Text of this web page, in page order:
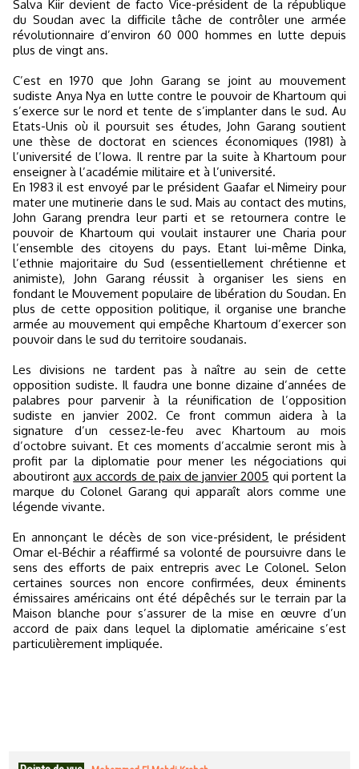
Salva Kiir devient de facto Vice-président de la république
du Soudan avec la difficile tâche de contrôler une armée
révolutionnaire d’environ 60 000 hommes en lutte depuis
plus de vingt ans.
C’est en 1970 que John Garang se joint au mouvement
sudiste Anya Nya en lutte contre le pouvoir de Khartoum qui
s’exerce sur le nord et tente de s’implanter dans le sud. Au
Etats-Unis où il poursuit ses études, John Garang soutient
une thèse de doctorat en sciences économiques (1981) à
l’université de l’Iowa. Il rentre par la suite à Khartoum pour
enseigner à l’académie militaire et à l’université.
En 1983 il est envoyé par le président Gaafar el Nimeiry pour
mater une mutinerie dans le sud. Mais au contact des mutins,
John Garang prendra leur parti et se retournera contre le
pouvoir de Khartoum qui voulait instaurer une Charia pour
l’ensemble des citoyens du pays. Etant lui-même Dinka,
l’ethnie majoritaire du Sud (essentiellement chrétienne et
animiste), John Garang réussit à organiser les siens en
fondant le Mouvement populaire de libération du Soudan. En
plus de cette opposition politique, il organise une branche
armée au mouvement qui empêche Khartoum d’exercer son
pouvoir dans le sud du territoire soudanais.
Les divisions ne tardent pas à naître au sein de cette
opposition sudiste. Il faudra une bonne dizaine d’années de
palabres pour parvenir à la réunification de l’opposition
sudiste en janvier 2002. Ce front commun aidera à la
signature d’un cessez-le-feu avec Khartoum au mois
d’octobre suivant. Et ces moments d’accalmie seront mis à
profit par la diplomatie pour mener les négociations qui
aboutirontaux accords de paix de janvier 2005 qui portent la
marque du Colonel Garang qui apparaît alors comme une
légende vivante.
En annonçant le décès de son vice-président, le président
Omar el-Béchir a réaffirmé sa volonté de poursuivre dans le
sens des efforts de paix entrepris avec Le Colonel. Selon
certaines sources non encore confirmées, deux éminents
émissaires américains ont été dépêchés sur le terrain par la
Maison blanche pour s’assurer de la mise en œuvre d’un
accord de paix dans lequel la diplomatie américaine s’est
particulièrement impliquée.